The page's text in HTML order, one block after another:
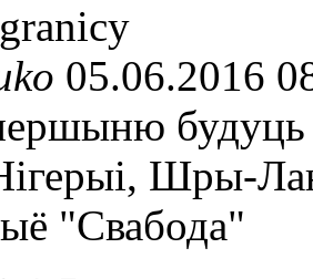
05.06.2016
будуць
Шры-
"Свабода"